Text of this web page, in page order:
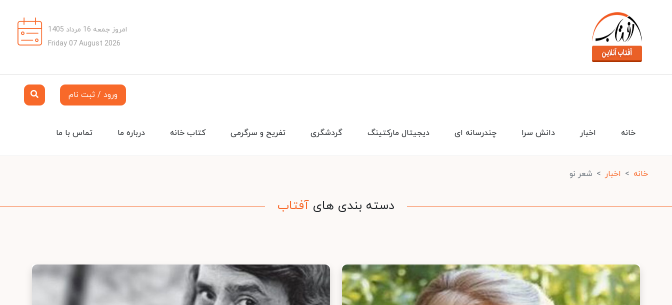
امروز جمعه 16 مرداد 1405
Friday 07 August 2026
ورود / ثبت نام
تماس با ما درباره ما کتاب خانه تفریح و سرگرمی گردشگری دیجیتال مارکتینگ چندرسانه ای دانش سرا اخبار خانه
خانه اخبار شعر نو
دسته بندی های آفتاب